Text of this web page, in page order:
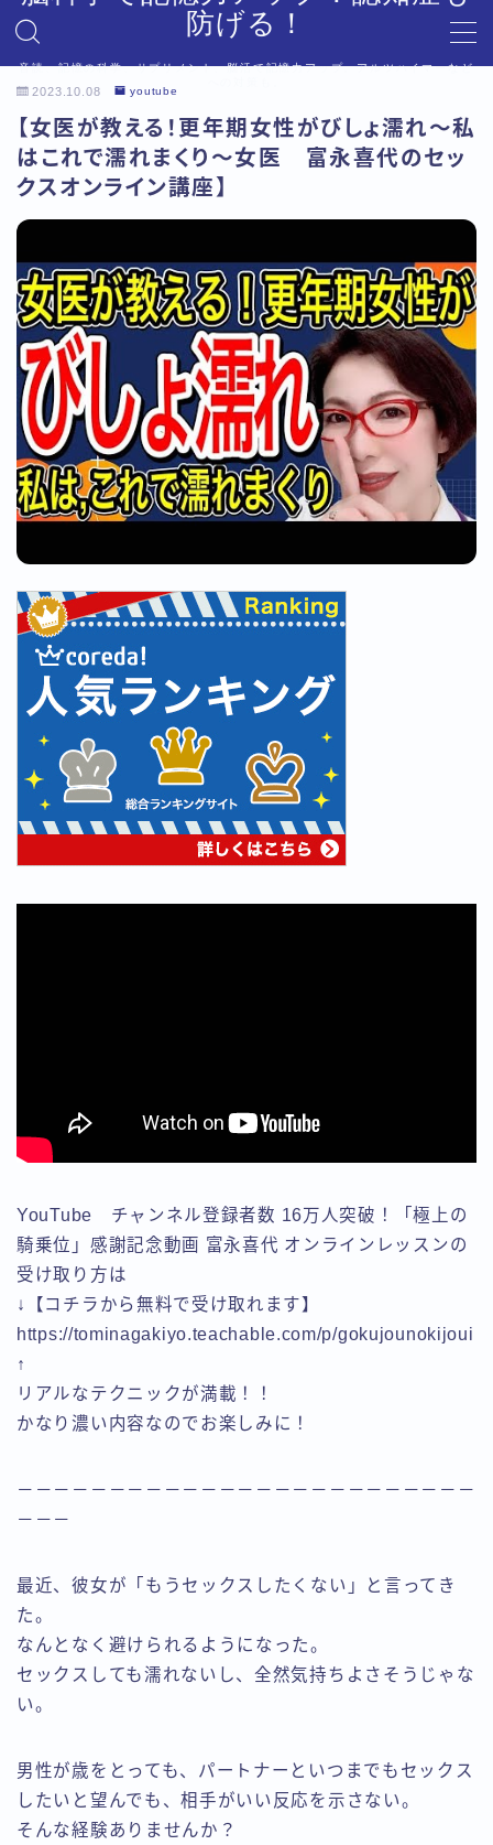
防げる！
音読、記憶の科学、サプリメント、脳活で記憶力アップ。アルツハイマーなど
プライバシーポリシー
利用規約／特定商取引法に基づく表記
利用規約／特定商取引法に基づく表記
運営者情報
2023.10.08 youtube
【女医が教える！更年期女性がびしょ濡れ～私
はこれで濡れまくり～女医 富永喜代のセッ
クスオンライン講座】
YouTube チャンネル登録者数 16万人突破！「極上の
騎乗位」感謝記念動画 富永喜代 オンラインレッスンの
受け取り方は
↓【コチラから無料で受け取れます】
https://tominagakiyo.teachable.com/p/gokujounokijoui
↑
リアルなテクニックが満載！！
かなり濃い内容なのでお楽しみに！
－－－－－－－－－－－－－－－－－－－－－－－－－
－－－
最近、彼女が「もうセックスしたくない」と言ってき
た。
なんとなく避けられるようになった。
セックスしても濡れないし、全然気持ちよさそうじゃな
い。
男性が歳をとっても、パートナーといつまでもセックス
したいと望んでも、相手がいい反応を示さない。
そんな経験ありませんか？